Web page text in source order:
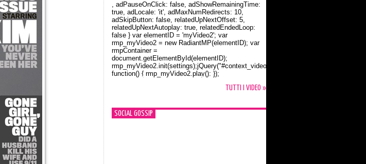
Orlando Bloom e la t-shirt dedicata a Flynn
, adPauseOnClick: false, adShowRemainingTime:
true, adLocale: 'it', adMaxNumRedirects: 10,
adSkipButton: false, relatedUpNextOffset: 5,
relatedUpNextAutoplay: true, relatedEndedLoop:
false } var elementID = 'myVideo2'; var
rmp_myVideo2 = new RadiantMP(elementID); var
rmpContainer =
document.getElementById(elementID);
rmp_myVideo2.init(settings);jQuery("#context_video2").one("mouseover",
function() { rmp_myVideo2.play(); });
TUTTI I VIDEO »
SOCIAL GOSSIP